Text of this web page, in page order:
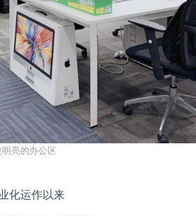
明亮的办公区
化运作以来